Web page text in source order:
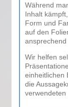
Während
Inhalt
Form und
auf den
ansprechend
Wir helfen
einheitlichen
die